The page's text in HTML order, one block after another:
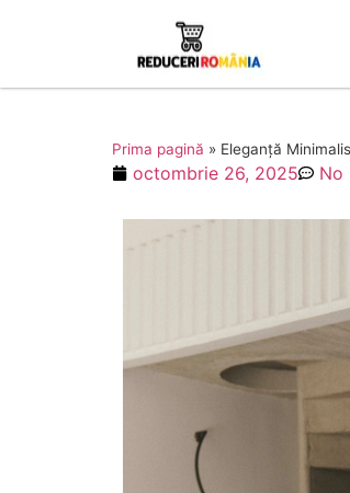
Prima pagină » Eleganță
octombrie 26, 2025 No